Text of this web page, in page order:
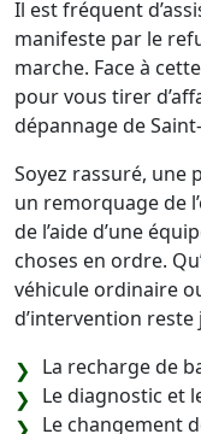
Il est fréquent
manifeste par le
marche. Face à
pour vous tirer
dépannage de
Soyez rassuré, une
un remorquage de
de l’aide d’une
choses en ordre.
véhicule ordinaire
d’intervention
La recharge de
Le diagnostic et
Le changement